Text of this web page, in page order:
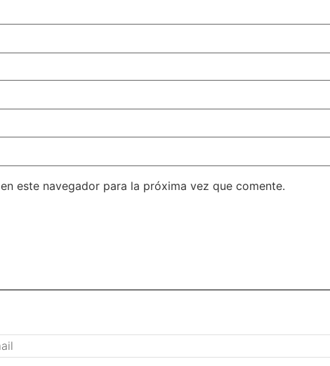
este navegador para la próxima vez que comente.